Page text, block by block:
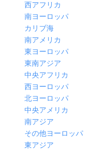
西アフリカ
南ヨーロッパ
カリブ海
南アメリカ
東ヨーロッパ
東南アジア
中央アフリカ
西ヨーロッパ
北ヨーロッパ
中央アメリカ
南アジア
その他ヨーロッパ
東アジア